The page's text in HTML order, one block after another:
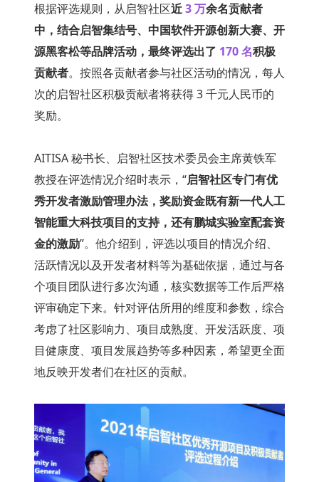
根据评选规则，从启智社区近 3 万余名贡献者
中，结合启智集结号、中国软件开源创新大赛、开
源黑客松等品牌活动，最终评选出了 170 名积极
贡献者。按照各贡献者参与社区活动的情况，每人
次的启智社区积极贡献者将获得 3 千元人民币的
奖励。
AITISA 秘书长、启智社区技术委员会主席黄铁军
教授在评选情况介绍时表示，“启智社区专门有优
秀开发者激励管理办法，奖励资金既有新一代人工
智能重大科技项目的支持，还有鹏城实验室配套资
金的激励”。他介绍到，评选以项目的情况介绍、
活跃情况以及开发者材料等为基础依据，通过与各
个项目团队进行多次沟通，核实数据等工作后严格
评审确定下来。针对评估所用的维度和参数，综合
考虑了社区影响力、项目成熟度、开发活跃度、项
目健康度、项目发展趋势等多种因素，希望更全面
地反映开发者们在社区的贡献。